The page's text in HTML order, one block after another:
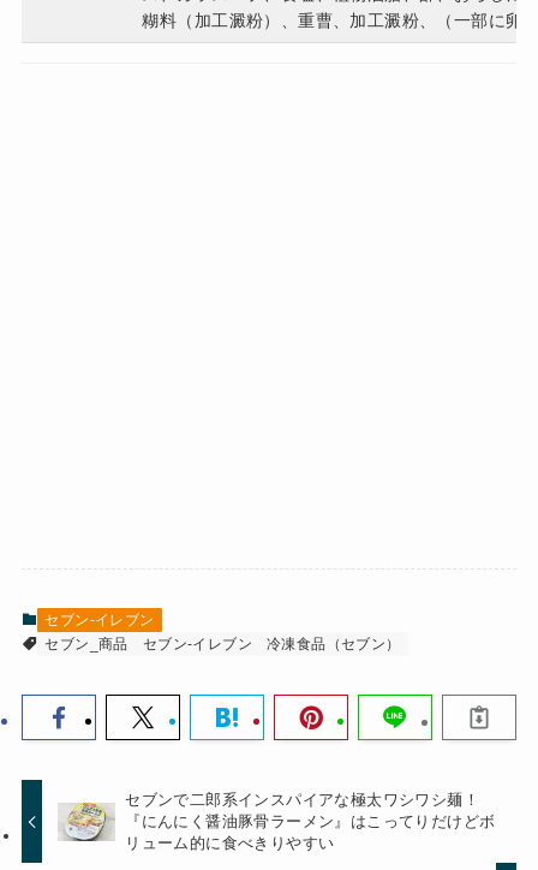
糊料（加工澱粉）、重曹、加工澱粉、（一部に卵
セブン-イレブン
セブン_商品
セブン-イレブン 冷凍食品（セブン）
セブンで二郎系インスパイアな極太ワシワシ麺！
『にんにく醤油豚骨ラーメン』はこってりだけどボ
リューム的に食べきりやすい